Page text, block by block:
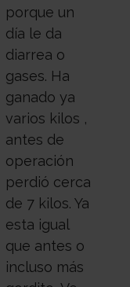
porque un
día le da
diarrea o
gases. Ha
ganado ya
varios kilos ,
antes de
operación
perdió cerca
de 7 kilos. Ya
esta igual
que antes o
incluso más